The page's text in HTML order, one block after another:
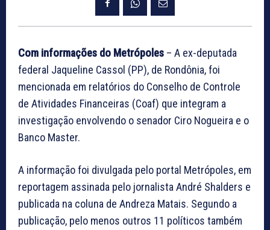
Com informações do Metrópoles – A ex-deputada
federal Jaqueline Cassol (PP), de Rondônia, foi
mencionada em relatórios do Conselho de Controle
de Atividades Financeiras (Coaf) que integram a
investigação envolvendo o senador Ciro Nogueira e o
Banco Master.
A informação foi divulgada pelo portal Metrópoles, em
reportagem assinada pelo jornalista André Shalders e
publicada na coluna de Andreza Matais. Segundo a
publicação, pelo menos outros 11 políticos também